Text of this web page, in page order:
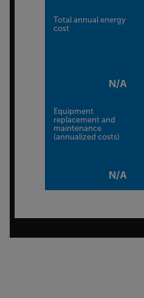
Total annual energy
cost
N/A
Equipment
replacement and
maintenance
(annualized costs)
N/A